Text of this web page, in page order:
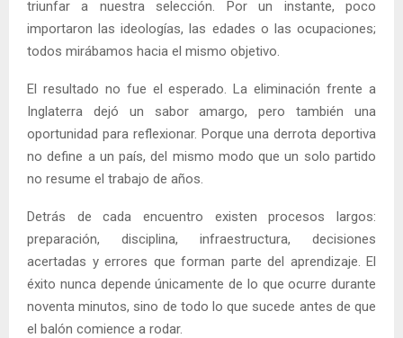
triunfar a nuestra selección. Por un instante, poco
importaron las ideologías, las edades o las ocupaciones;
todos mirábamos hacia el mismo objetivo.
El resultado no fue el esperado. La eliminación frente a
Inglaterra dejó un sabor amargo, pero también una
oportunidad para reflexionar. Porque una derrota deportiva
no define a un país, del mismo modo que un solo partido
no resume el trabajo de años.
Detrás de cada encuentro existen procesos largos:
preparación, disciplina, infraestructura, decisiones
acertadas y errores que forman parte del aprendizaje. El
éxito nunca depende únicamente de lo que ocurre durante
noventa minutos, sino de todo lo que sucede antes de que
el balón comience a rodar.